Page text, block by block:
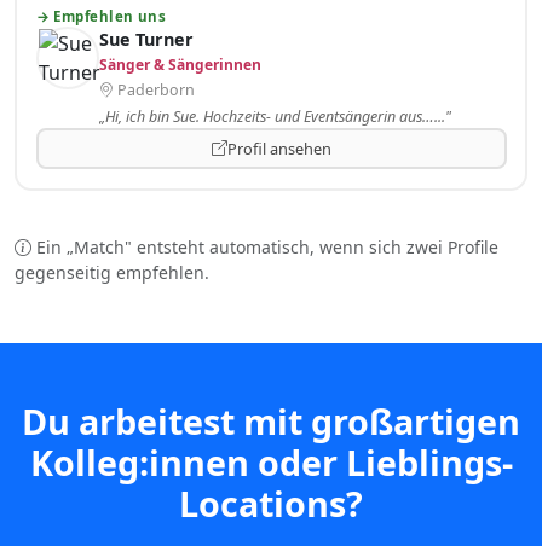
→ Empfehlen uns
Sue Turner
Sänger & Sängerinnen
Paderborn
„Hi, ich bin Sue. Hochzeits- und Eventsängerin aus…..."
Profil ansehen
Ein „Match" entsteht automatisch, wenn sich zwei Profile
gegenseitig empfehlen.
Du arbeitest mit großartigen
Kolleg:innen oder Lieblings-
Locations?